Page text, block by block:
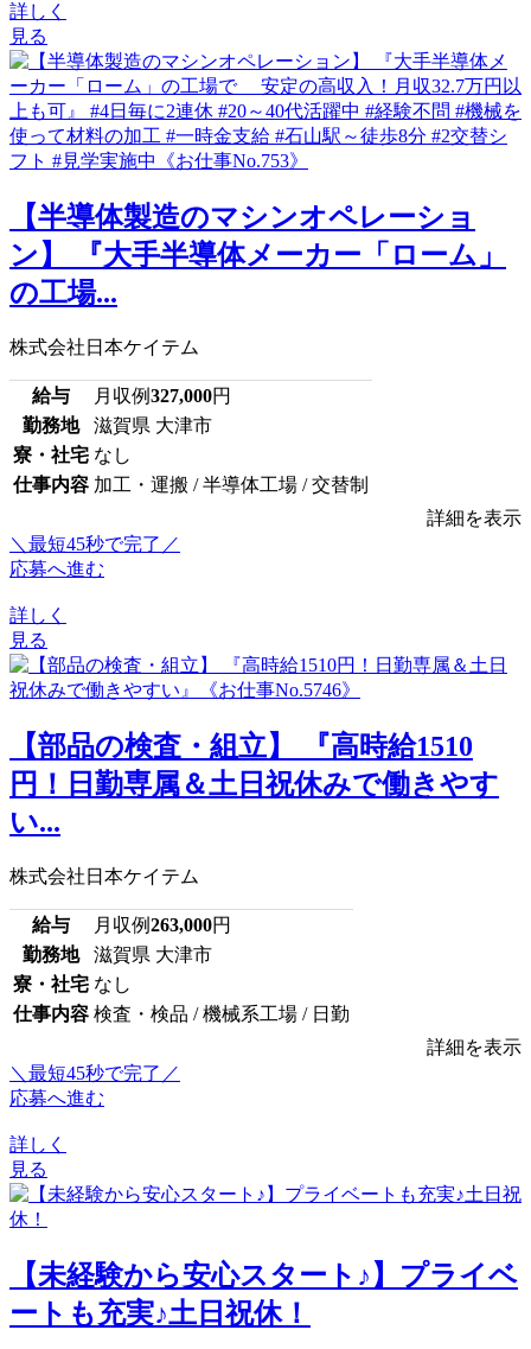
詳しく
見る
【半導体製造のマシンオペレーショ
ン】 『大手半導体メーカー「ローム」
の工場...
株式会社日本ケイテム
給与 月収例327,000円
勤務地
滋賀県 大津市
寮・社宅 なし
仕事内容 加工・運搬 / 半導体工場 / 交替制
詳細を表示
＼最短45秒で完了／
応募へ進む
詳しく
見る
【部品の検査・組立】 『高時給1510
円！日勤専属＆土日祝休みで働きやす
い...
株式会社日本ケイテム
給与 月収例263,000円
勤務地
滋賀県 大津市
寮・社宅 なし
仕事内容 検査・検品 / 機械系工場 / 日勤
詳細を表示
＼最短45秒で完了／
応募へ進む
詳しく
見る
【未経験から安心スタート♪】プライベ
ートも充実♪土日祝休！